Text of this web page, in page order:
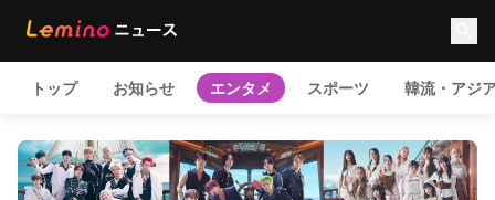
トップ お知らせ エンタメ スポーツ 韓流・アジ